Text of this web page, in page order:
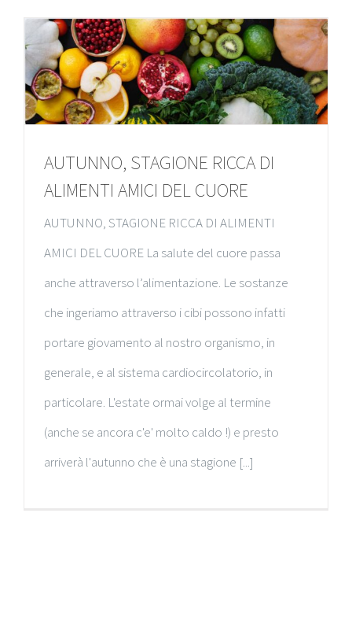
AUTUNNO, STAGIONE RICCA DI
ALIMENTI AMICI DEL CUORE
AUTUNNO, STAGIONE RICCA DI ALIMENTI
AMICI DEL CUORE La salute del cuore passa
anche attraverso l’alimentazione. Le sostanze
che ingeriamo attraverso i cibi possono infatti
portare giovamento al nostro organismo, in
generale, e al sistema cardiocircolatorio, in
particolare. L'estate ormai volge al termine
(anche se ancora c'e' molto caldo !) e presto
arriverà l'autunno che è una stagione [...]